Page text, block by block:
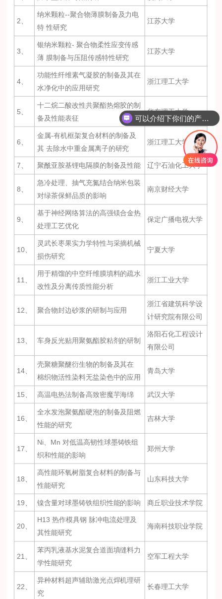
2、
纳米颗粒--聚合物薄膜制备及力电
特 性研究
江苏大学
3、
银纳米颗粒- 聚合物柔性应变传感
薄 膜制备与压阻传感特性研究
江苏大学
4、
功能性纤维素气凝胶的制备及其在
水净化中的应用研究
浙江理工大学
5、
十二烷二酸改性共聚酯热熔胶的制
备及性能表征
华东理工大学
6、
金属-有机框架复合材料的制备及
其 去除水中重金属离子的研究
浙江理工大学
7、 聚酰亚胺基锂电隔膜的制备及性能 辽宁石油化工大学
8、
急冷处理、抽气充氮结合纳米包装
对绿茶保鲜品质的影响
南京财经大学
9、
基于神经网络算法的高强镁合金热
处理工艺优化
保定广播电视大学
10、
灵武长枣果实力学特性与采摘机械
损伤研究
宁夏大学
11、
用于精馏的中空纤维膜填料的疏水
改性及分离传质性能分析
浙江工业大学
12、 聚合物封边砂浆的研制与应用
浙江省建筑科学设
计研究院有限公司
13、 车身反光贴用聚氨酯胶粘剂的研制
洛阳石化工程设计
有限公司
14、
壳聚糖聚醚衍生物的制备及其在
棉织物活性染料无盐染色中的应用
青岛大学
15、 高温电热法制备高致密魔芋海绵 武汉大学
16、
全水发泡聚氨酯硬泡的制备及阻燃
性能的研究
吉林大学
17、
Ni、Mn 对低温高韧性球墨铸铁组
织和性能的影响
郑州大学
18、
高性能环氧树脂复合材料的制备与
性能研究
山东科技大学
19、 镍含量对球墨铸铁组织性能的影响 商丘职业技术学院
20、
H13 热作模具钢 脉冲电流处理及
其性能研究
海南科技职业学院
21、
苯丙乳液基水泥复合道面填缝料力
学性能研究
空军工程大学
22、
异种材料超声辅助激光点焊机理研
究
长春理工大学
可以介绍下你们的产品么？